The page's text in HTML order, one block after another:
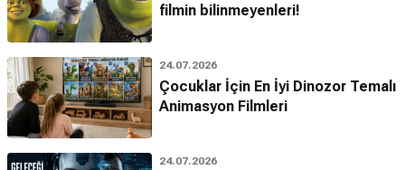
filmin bilinmeyenleri!
24.07.2026
Çocuklar İçin En İyi Dinozor Temalı
Animasyon Filmleri
24.07.2026